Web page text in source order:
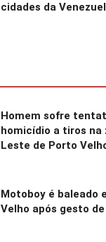
cidades da
Homem sofre
homicídio a tiros na
Leste de Porto
Motoboy é baleado
Velho após gesto